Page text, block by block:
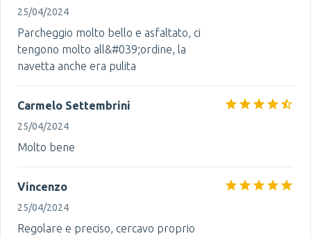
25/04/2024
Parcheggio molto bello e asfaltato, ci
tengono molto all&#039;ordine, la
navetta anche era pulita
Carmelo Settembrini
25/04/2024
Molto bene
Vincenzo
25/04/2024
Regolare e preciso, cercavo proprio